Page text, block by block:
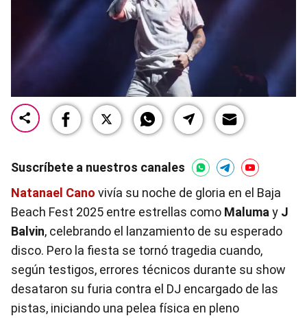
Suscríbete a nuestros canales
Natanael Cano vivía su noche de gloria en el Baja
Beach Fest 2025 entre estrellas como Maluma y J
Balvin, celebrando el lanzamiento de su esperado
disco. Pero la fiesta se tornó tragedia cuando,
según testigos, errores técnicos durante su show
desataron su furia contra el DJ encargado de las
pistas, iniciando una pelea física en pleno